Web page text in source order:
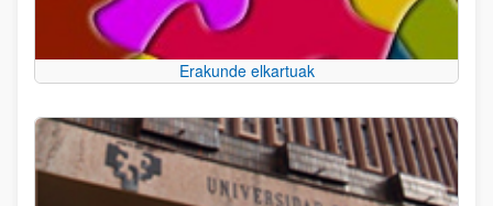
Erakunde elkartuak